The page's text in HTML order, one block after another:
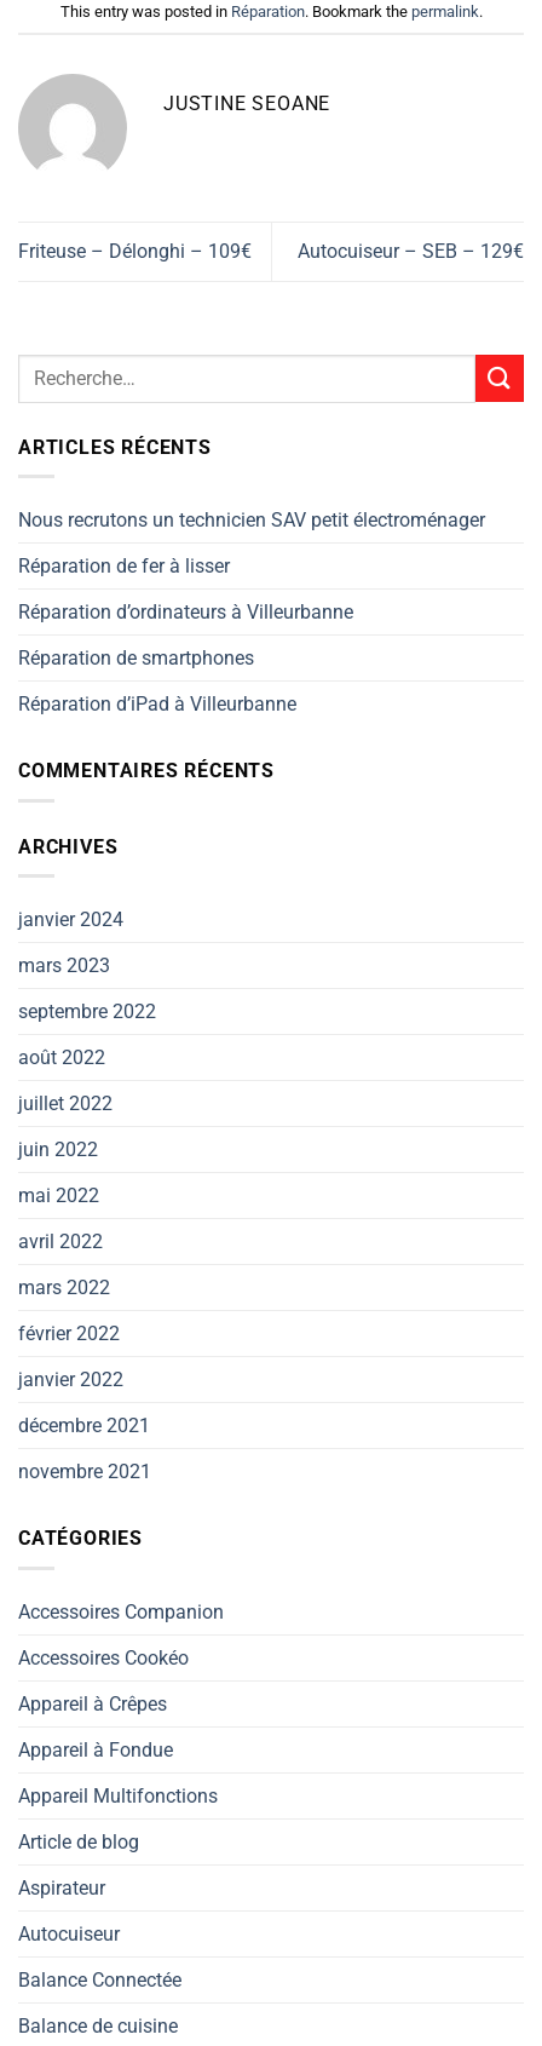
This entry was posted in Réparation. Bookmark the permalink.
JUSTINE SEOANE
Friteuse – Délonghi – 109€ Autocuiseur – SEB – 129€
ARTICLES RÉCENTS
Nous recrutons un technicien SAV petit électroménager
Réparation de fer à lisser
Réparation d’ordinateurs à Villeurbanne
Réparation de smartphones
Réparation d’iPad à Villeurbanne
COMMENTAIRES RÉCENTS
ARCHIVES
janvier 2024
mars 2023
septembre 2022
août 2022
juillet 2022
juin 2022
mai 2022
avril 2022
mars 2022
février 2022
janvier 2022
décembre 2021
novembre 2021
CATÉGORIES
Accessoires Companion
Accessoires Cookéo
Appareil à Crêpes
Appareil à Fondue
Appareil Multifonctions
Article de blog
Aspirateur
Autocuiseur
Balance Connectée
Balance de cuisine